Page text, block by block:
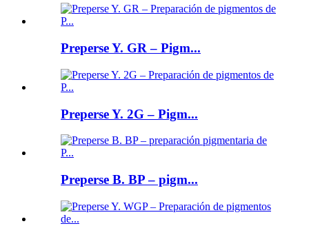
Preperse Y. GR – Pigm...
Preperse Y. 2G – Pigm...
Preperse B. BP – pigm...